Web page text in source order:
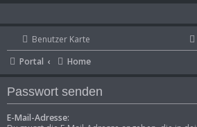
Benutzer Karte
Portal
Home
Passwort senden
E-Mail-Adresse: